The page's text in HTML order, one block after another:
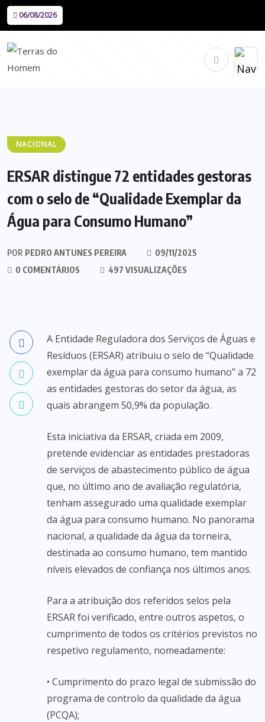
06/08/2026
NACIONAL
ERSAR distingue 72 entidades gestoras
com o selo de “Qualidade Exemplar da
Água para Consumo Humano”
POR PEDRO ANTUNES PEREIRA
09/11/2025
0 COMENTÁRIOS
497 VISUALIZAÇÕES
A Entidade Reguladora dos Serviços de Águas e
Resíduos (ERSAR) atribuiu o selo de “Qualidade
exemplar da água para consumo humano” a 72
as entidades gestoras do setor da água, as
quais abrangem 50,9% da população.
Esta iniciativa da ERSAR, criada em 2009,
pretende evidenciar as entidades prestadoras
de serviços de abastecimento público de água
que, no último ano de avaliação regulatória,
tenham assegurado uma qualidade exemplar
da água para consumo humano. No panorama
nacional, a qualidade da água da torneira,
destinada ao consumo humano, tem mantido
níveis elevados de confiança nos últimos anos.
Para a atribuição dos referidos selos pela
ERSAR foi verificado, entre outros aspetos, o
cumprimento de todos os critérios previstos no
respetivo regulamento, nomeadamente:
• Cumprimento do prazo legal de submissão do
programa de controlo da qualidade da água
(PCQA);